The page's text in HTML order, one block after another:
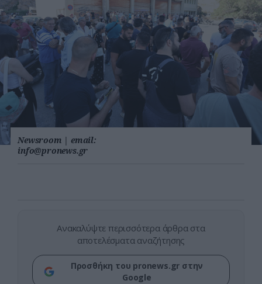
Newsroom | email:
info@pronews.gr
Ανακαλύψτε περισσότερα άρθρα στα
αποτελέσματα αναζήτησης
Προσθήκη του pronews.gr στην
Google